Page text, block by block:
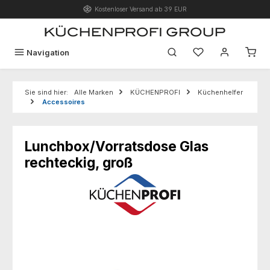
Zum Hauptinhalt springenKostenloser Versand ab 39 EUR
Navigation Du hast 0
Sie sind hier: Alle Marken KÜCHENPROFI
Küchenhelfer
Accessoires
Lunchbox/Vorratsdose Glas
rechteckig, groß